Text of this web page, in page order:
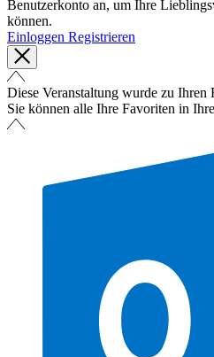
Benutzerkonto an, um Ihre
können.
Einloggen Registrieren
Diese Veranstaltung wurde zu Ihren
Sie können alle Ihre Favoriten in